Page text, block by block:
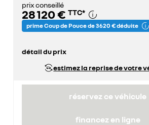
prix conseillé
28 120 € TTC*
prime Coup de Pouce de 3 620 € déduite
détail du prix
prime Coup de Pouce déduite
estimez la reprise de votre
réservez ce véhicule
financez en ligne